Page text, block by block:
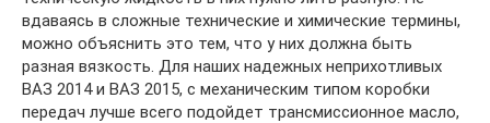
вдаваясь в сложные технические и химические термины,
можно объяснить это тем, что у них должна быть
разная вязкость. Для наших надежных неприхотливых
ВАЗ 2014 и ВАЗ 2015, с механическим типом коробки
передач лучше всего подойдет трансмиссионное масло,